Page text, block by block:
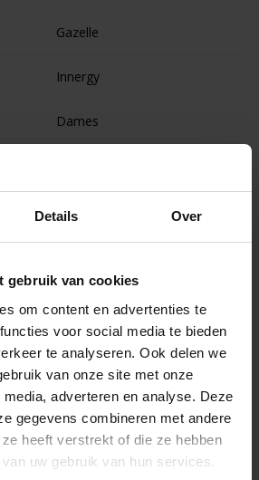
Details Over
gebruik van cookies
om content en advertenties te
voor social media te bieden
te analyseren. Ook delen we
van onze site met onze
adverteren en analyse. Deze
gegevens combineren met andere
heeft verstrekt of die ze hebben
uw gebruik van hun services.
Gazelle
Innergy
Dames